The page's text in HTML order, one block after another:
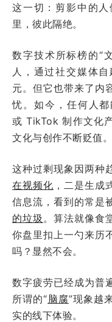
这一切：剪影中的
里，彼此隔绝。
数字技术所标榜的“
人，通过社交媒体
元。但它也带来了内
忧。如今，任何人
或 TikTok 制作文化
文化与创作不断贬值。
这种过剩现象因两种
在视频化 ，二是生成
信息流，看到的常是
的垃圾 。算法就像食
你盘里扣上一勺来历
吗？显然不会。
数字疲劳已经成为普
所谓的“脑腐”现象越
实的线下体验。